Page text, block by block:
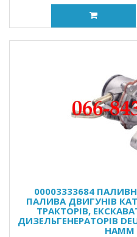
00003333684
ПАЛИВА ДВИГУНІВ
ТРАКТОРІВ,
ДИЗЕЛЬГЕНЕРАТОРІВ
HAMM